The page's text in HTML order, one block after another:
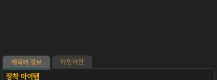
캐릭터 정보 타임라인